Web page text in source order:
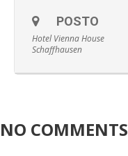
POSTO
Hotel Vienna House
Schaffhausen
NO COMMENTS